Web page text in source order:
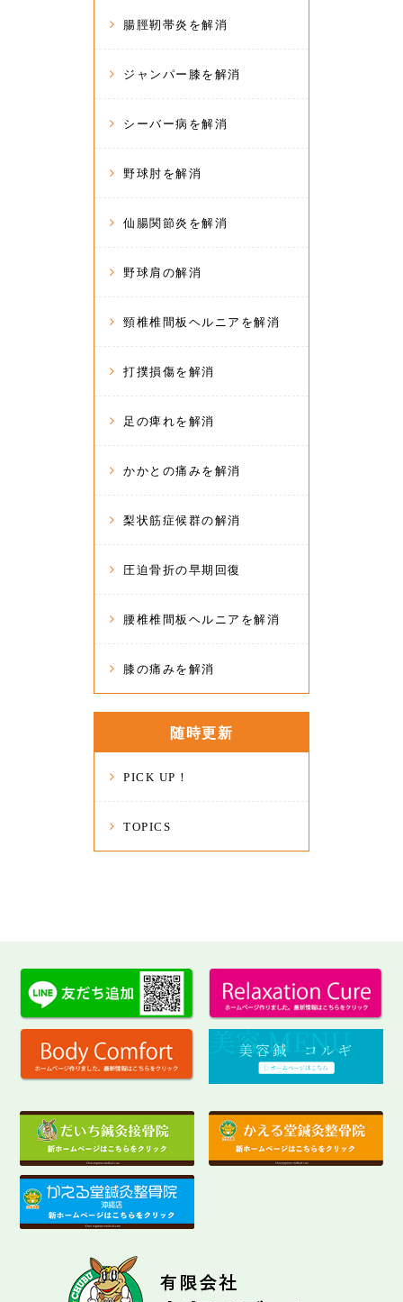
腸脛靭帯炎を解消
ジャンパー膝を解消
シーバー病を解消
野球肘を解消
仙腸関節炎を解消
野球肩の解消
頸椎椎間板ヘルニアを解消
打撲損傷を解消
足の痺れを解消
かかとの痛みを解消
梨状筋症候群の解消
圧迫骨折の早期回復
腰椎椎間板ヘルニアを解消
膝の痛みを解消
随時更新
PICK UP！
TOPICS